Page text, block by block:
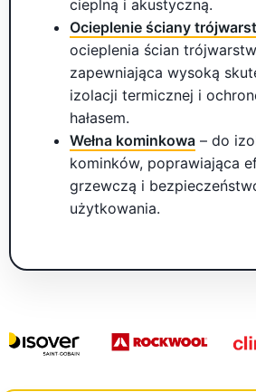
cieplną i akustyczną.
Ocieplenie ściany
ocieplenia ścian
zapewniająca wysoką
izolacji termicznej i
hałasem.
Wełna kominkowa – do
kominków, poprawiająca
grzewczą i
użytkowania.